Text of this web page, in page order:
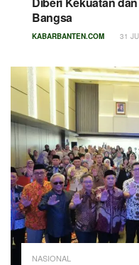
Bangsa
KABARBANTEN.COM 31
NASIONAL